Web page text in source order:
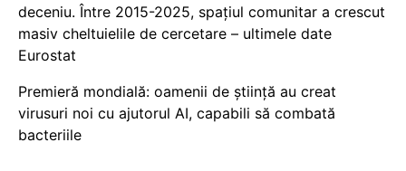
deceniu. Între 2015-2025, spațiul comunitar a crescut
masiv cheltuielile de cercetare – ultimele date
Eurostat
Premieră mondială: oamenii de știință au creat
virusuri noi cu ajutorul AI, capabili să combată
bacteriile